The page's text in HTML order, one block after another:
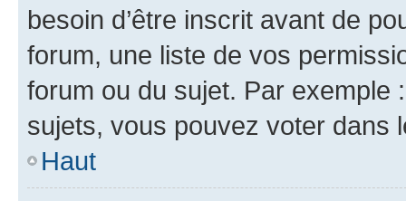
besoin d’être inscrit avant de
forum, une liste de vos
forum ou du sujet. Par exemple
sujets, vous pouvez voter dans
Haut